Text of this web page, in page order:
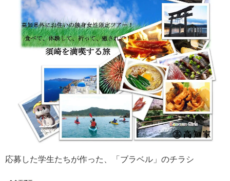
応募した学生たちが作った、「ブラベル」のチラシ